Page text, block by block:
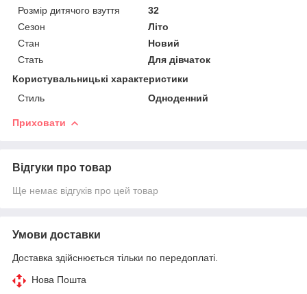
Розмір дитячого взуття
32
Сезон
Літо
Стан
Новий
Стать
Для дівчаток
Користувальницькі характеристики
Стиль
Одноденний
Приховати
Відгуки про товар
Ще немає відгуків про цей товар
Умови доставки
Доставка здійснюється тільки по передоплаті.
Нова Пошта